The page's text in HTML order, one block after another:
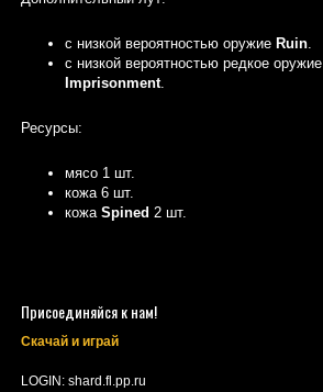
с низкой вероятностью оружие Ruin.
с низкой вероятностью редкое оружие
Imprisonment.
Ресурсы:
мясо 1 шт.
кожа 6 шт.
кожа Spined 2 шт.
Присоединяйся к нам!
Скачай и играй
LOGIN: shard.fl.pp.ru